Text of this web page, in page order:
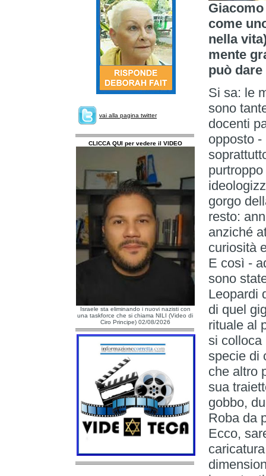
vai alla pagina twitter
CLICCA QUI per vedere il VIDEO
Israele sta eliminando i nuovi nazisti con
una taskforce che si chiama NILI (Video di
Ciro Principe) 02/08/2026
come
nella
mente
può
Si sa: le
sono
docenti
opposto
gorgo
resto:
anziché
curiosità
E così -
sono
Leopardi
di quel
rituale al
si colloca
specie di
che altro
sua
gobbo,
Roba da
Ecco,